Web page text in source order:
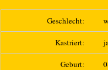
Geschlecht:
Kastriert:
Geburt: